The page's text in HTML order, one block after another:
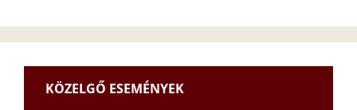
KÖZELGŐ ESEMÉNYEK